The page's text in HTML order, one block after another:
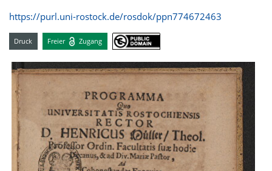
https://purl.uni-rostock.de/rosdok/ppn774672463
Druck Freier Zugang